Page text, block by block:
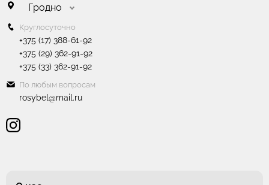
Гродно
Круглосуточно
+375 (17) 388-61-92
+375 (29) 362-91-92
+375 (33) 362-91-92
По любым вопросам
rosybel@mail.ru